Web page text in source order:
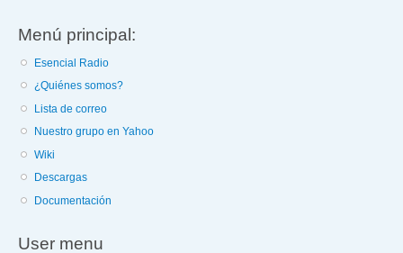
Menú principal:
Esencial Radio
¿Quiénes somos?
Lista de correo
Nuestro grupo en Yahoo
Wiki
Descargas
Documentación
User menu